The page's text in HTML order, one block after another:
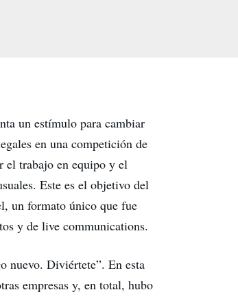
un estímulo para cambiar
en una competición de
el trabajo en equipo y el
Este es el objetivo del
un formato único que fue
y de live communications.
nuevo. Diviértete”. En esta
empresas y, en total, hubo